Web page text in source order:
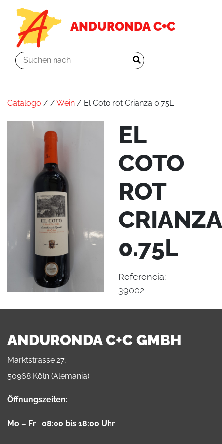
ANDURONDA C+C
Catalogo / / Wein / El Coto rot Crianza 0.75L
EL
COTO
ROT
CRIANZA
0.75L
Referencia:
39002
ANDURONDA C+C GMBH
Marktstrasse 27,
50968 Köln (Alemania)
Öffnungszeiten:
Mo – Fr 08:00 bis 18:00 Uhr